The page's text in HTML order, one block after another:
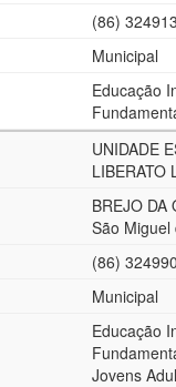
(86)
Municipal
Educação
UNIDADE
LIBERATO
BREJO DA
São Miguel
(86)
Municipal
Educação
Jovens